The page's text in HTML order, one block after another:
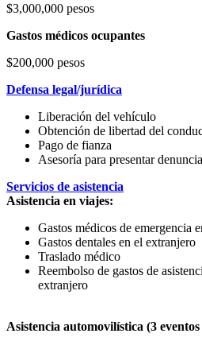
$3,000,000 pesos
Gastos médicos ocupantes
$200,000 pesos
Defensa legal/jurídica
Liberación del vehículo
Obtención de libertad del
Pago de fianza
Asesoría para presentar
Servicios de asistencia
Asistencia en viajes:
Gastos médicos de emergencia
Gastos dentales en el extranjero
Traslado médico
Reembolso de gastos de
extranjero
Asistencia automovilística (3